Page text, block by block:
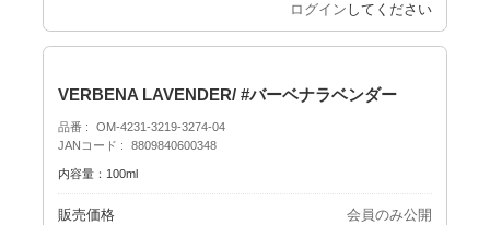
ログイン してください
VERBENA LAVENDER/ #バーベナラベンダー
品番
OM-4231-3219-3274-04
JANコード
8809840600348
内容量：100ml
販売価格 会員のみ公開